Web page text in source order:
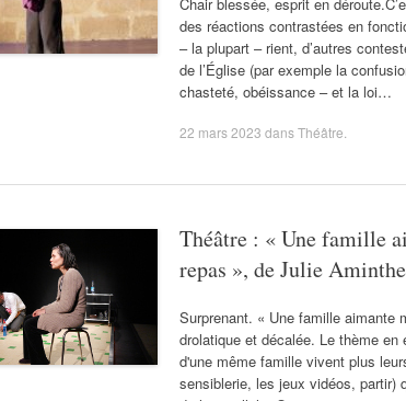
des réactions contrastées en
– la plupart – rient, d’autres
de l’Église (par exemple la
chasteté, obéissance – et la loi…
22 mars 2023 dansThéâtre
Théâtre : « Une famille
repas », de Julie
Surprenant. « Une famille aimante
drolatique et décalée. Le thème
d'une même famille vivent plus
sensiblerie, les jeux vidéos, partir)